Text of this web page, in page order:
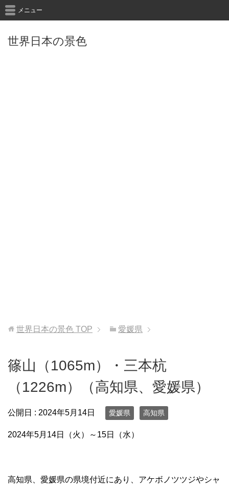
世界日本の景色
メニュー
世界日本の景色 TOP 愛媛県
篠山（1065m）・三本杭
（1226m）（高知県、愛媛県）
公開日 : 2024年5月14日 愛媛県 高知県
2024年5月14日（火）～15日（水）
高知県、愛媛県の県境付近にあり、アケボノツツジやシャ